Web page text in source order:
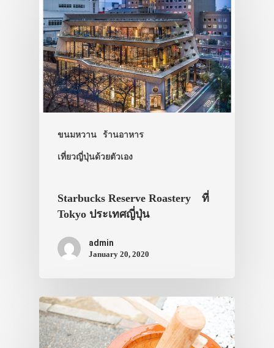
ขนมหวาน ร้านอาหาร
เที่ยวญี่ปุ่นด้วยตัวเอง
Starbucks Reserve Roastery ที่
Tokyo ประเทศญี่ปุ่น
admin
January 20, 2020
ประเทศญี่ปุ่น
เที่ยวญี่ปุ่นด้ว
เอง
ที่พัก
ภาพประทับใจ